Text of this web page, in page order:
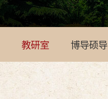
教研室 博导硕导